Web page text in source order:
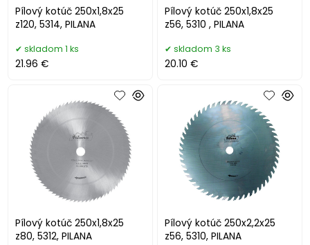
Pílový kotúč 250x1,8x25
z120, 5314, PILANA
skladom 1 ks
21.96 €
Pílový kotúč 250x1,8x25
z56, 5310 , PILANA
skladom 3 ks
20.10 €
Pílový kotúč 250x1,8x25
z80, 5312, PILANA
Pílový kotúč 250x2,2x25
z56, 5310, PILANA